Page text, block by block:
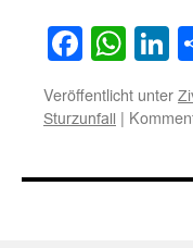
Veröffentlicht unter
Sturzunfall |